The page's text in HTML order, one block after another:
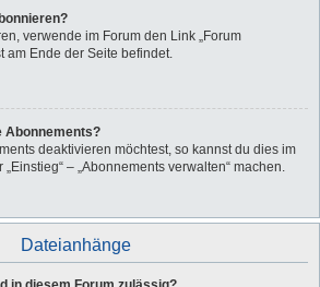
verwende im Forum den Link „Forum
am Ende der Seite befindet.
Abonnements?
deaktivieren möchtest, so kannst du dies im
– „Abonnements verwalten“ machen.
Dateianhänge